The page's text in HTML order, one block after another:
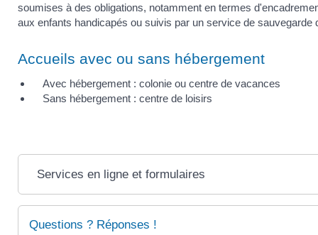
soumises à des obligations, notamment en termes
aux enfants handicapés ou suivis par un service de
Accueils avec ou sans hébergement
Avec hébergement : colonie ou centre de vacances
Sans hébergement : centre de loisirs
Services en ligne et formulaires
Questions ? Réponses !